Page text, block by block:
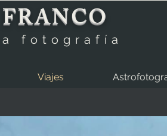
fotografía
Viajes